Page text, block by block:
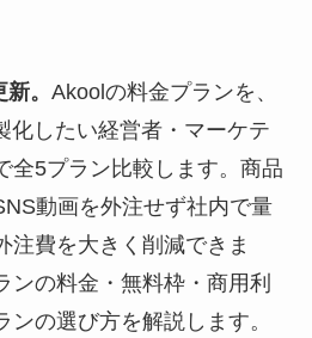
。 Akoolの料金プランを、
化したい経営者・マーケテ
全5プラン比較します。商品
動画を外注せず社内で量
注費を大きく削減できま
ンの料金・無料枠・商用利
ンの選び方を解説します。